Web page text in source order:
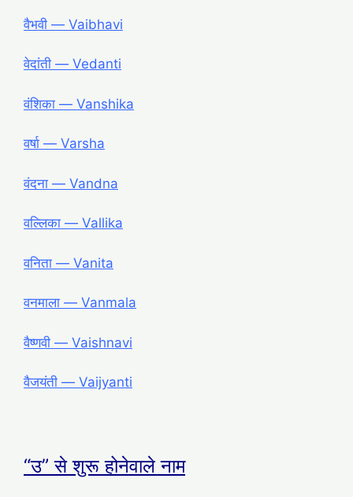
वैभवी ― Vaibhavi
वेदांती ― Vedanti
वंशिका ― Vanshika
वर्षा ― Varsha
वंदना ― Vandna
वल्लिका ― Vallika
वनिता ― Vanita
वनमाला ― Vanmala
वैष्णवी ― Vaishnavi
वैजयंती ― Vaijyanti
“उ” से शुरू होनेवाले नाम